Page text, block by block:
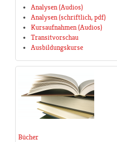
Analysen (Audios)
Analysen (schriftlich, pdf)
Kursaufnahmen (Audios)
Transitvorschau
Ausbildungskurse
Bücher